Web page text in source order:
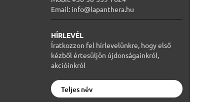
Email: info@lapanthera.hu
HÍRLEVÉL
Íratkozzon fel hírlevelünkre, hogy első
kézből értesüljön újdonságainkról,
akcióinkról